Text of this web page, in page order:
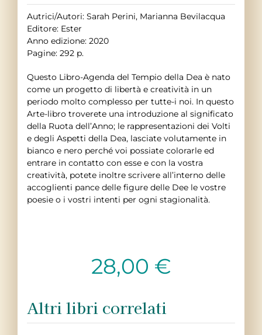
Autrici/Autori: Sarah Perini, Marianna Bevilacqua
Editore: Ester
Anno edizione: 2020
Pagine:292 p.
Questo Libro-Agenda del Tempio della Dea è nato
come un progetto di libertà e creatività in un
periodo molto complesso per tutte-i noi. In questo
Arte-libro troverete una introduzione al significato
della Ruota dell’Anno; le rappresentazioni dei Volti
e degli Aspetti della Dea, lasciate volutamente in
bianco e nero perché voi possiate colorarle ed
entrare in contatto con esse e con la vostra
creatività, potete inoltre scrivere all’interno delle
accoglienti pance delle figure delle Dee le vostre
poesie o i vostri intenti per ogni stagionalità.
28,00 €
Altri libri correlati